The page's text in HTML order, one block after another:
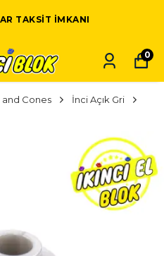
TAKSIT IMKANI
0
Cones
İnci Açık Gri